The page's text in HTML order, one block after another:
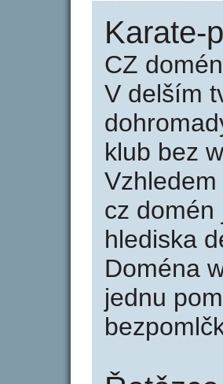
Karate-
CZ
V delším
klub bez
cz domén
hlediska
Doména
jednu